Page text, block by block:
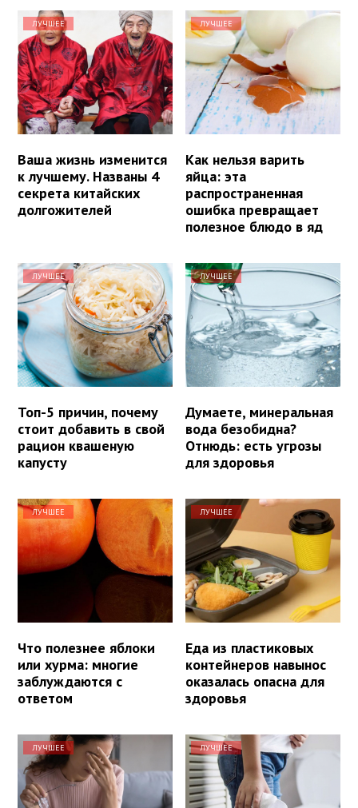
ЛУЧШЕЕ
Ваша жизнь изменится
к лучшему. Названы 4
секрета китайских
долгожителей
ЛУЧШЕЕ
Как нельзя варить
яйца: эта
распространенная
ошибка превращает
полезное блюдо в яд
ЛУЧШЕЕ
Топ-5 причин, почему
стоит добавить в свой
рацион квашеную
капусту
ЛУЧШЕЕ
Думаете, минеральная
вода безобидна?
Отнюдь: есть угрозы
для здоровья
ЛУЧШЕЕ
Что полезнее яблоки
или хурма: многие
заблуждаются с
ответом
ЛУЧШЕЕ
Еда из пластиковых
контейнеров навынос
оказалась опасна для
здоровья
ЛУЧШЕЕ ЛУЧШЕЕ